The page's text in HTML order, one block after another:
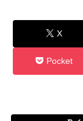
X
Pocket